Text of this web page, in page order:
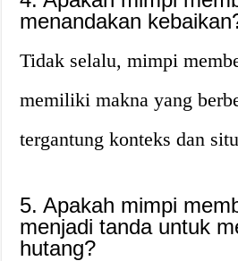
menandakan
Tidak selalu, mimpi
memiliki makna yang
tergantung konteks dan
5. Apakah mimpi
menjadi tanda untuk
hutang?